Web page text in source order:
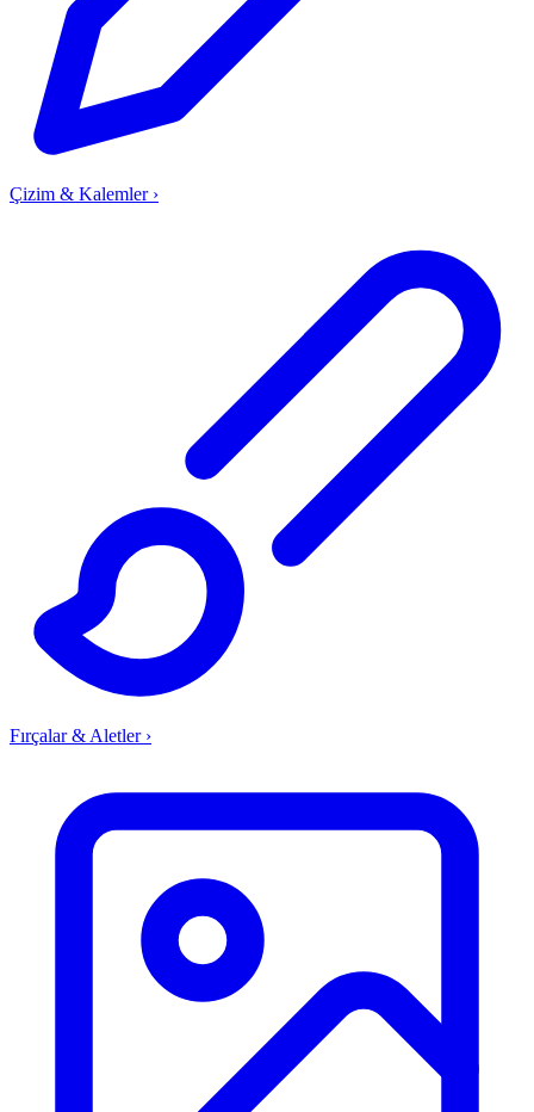
Çizim & Kalemler ›
Fırçalar & Aletler ›